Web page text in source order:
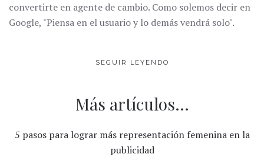
convertirte en agente de cambio. Como solemos decir en
Google, "Piensa en el usuario y lo demás vendrá solo".
SEGUIR LEYENDO
Más artículos...
5 pasos para lograr más representación femenina en la
publicidad